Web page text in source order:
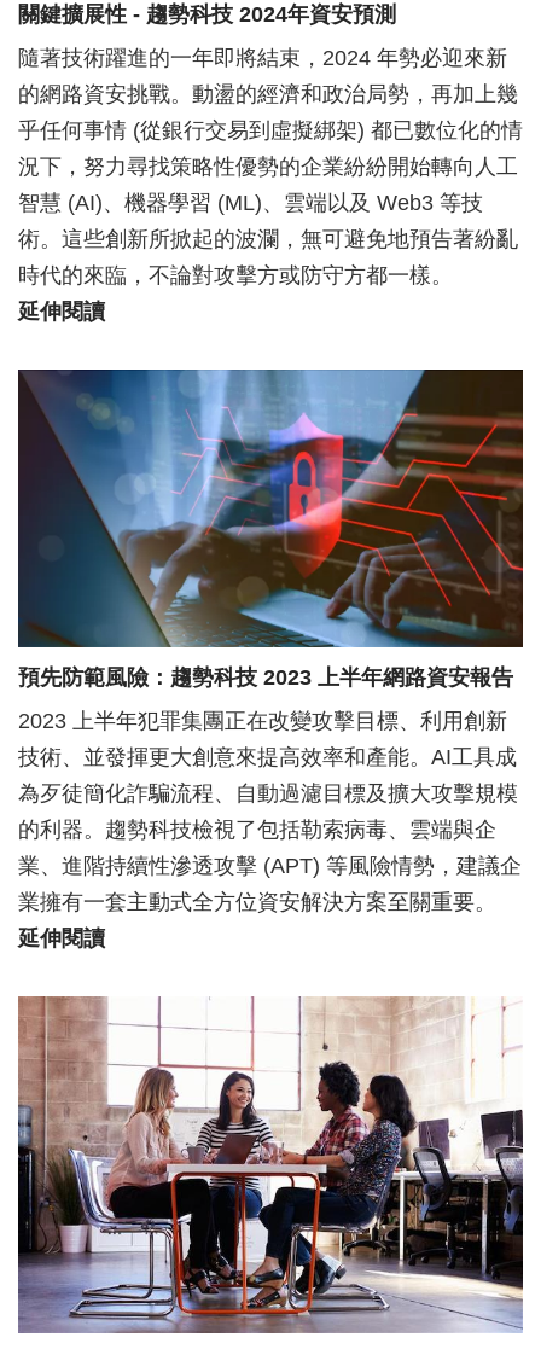
關鍵擴展性 - 趨勢科技 2024年資安預測
隨著技術躍進的一年即將結束，2024 年勢必迎來新
的網路資安挑戰。動盪的經濟和政治局勢，再加上幾
乎任何事情 (從銀行交易到虛擬綁架) 都已數位化的情
況下，努力尋找策略性優勢的企業紛紛開始轉向人工
智慧 (AI)、機器學習 (ML)、雲端以及 Web3 等技
術。這些創新所掀起的波瀾，無可避免地預告著紛亂
時代的來臨，不論對攻擊方或防守方都一樣。
延伸閱讀
預先防範風險：趨勢科技 2023 上半年網路資安報告
2023 上半年犯罪集團正在改變攻擊目標、利用創新
技術、並發揮更大創意來提高效率和產能。AI工具成
為歹徒簡化詐騙流程、自動過濾目標及擴大攻擊規模
的利器。趨勢科技檢視了包括勒索病毒、雲端與企
業、進階持續性滲透攻擊 (APT) 等風險情勢，建議企
業擁有一套主動式全方位資安解決方案至關重要。
延伸閱讀